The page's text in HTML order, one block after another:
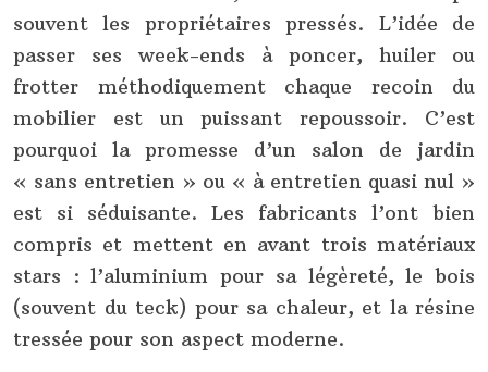
souvent les propriétaires pressés. L’idée de
passer ses week-ends à poncer, huiler ou
frotter méthodiquement chaque recoin du
mobilier est un puissant repoussoir. C’est
pourquoi la promesse d’un salon de jardin
« sans entretien » ou « à entretien quasi nul »
est si séduisante. Les fabricants l’ont bien
compris et mettent en avant trois matériaux
stars : l’aluminium pour sa légèreté, le bois
(souvent du teck) pour sa chaleur, et la résine
tressée pour son aspect moderne.